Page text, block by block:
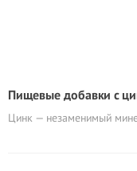
Пищевые добавки с
Цинк — незаменимый